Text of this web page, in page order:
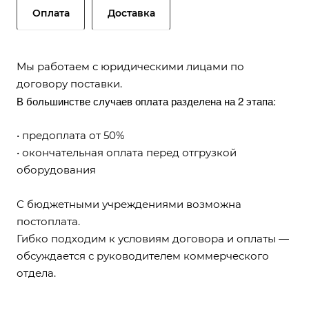
Оплата Доставка
Мы работаем с юридическими лицами по
договору поставки.
В большинстве случаев оплата разделена на 2 этапа:
• предоплата от 50%
• окончательная оплата перед отгрузкой
оборудования
С бюджетными учреждениями возможна
постоплата.
Гибко подходим к условиям договора и оплаты —
обсуждается с руководителем коммерческого
отдела.